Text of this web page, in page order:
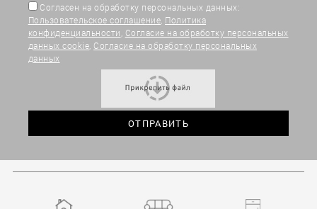
Согласен на обработку персональных данных:
Пользовательское соглашение Политика
конфиденциальности Согласие на обработку персональных
данных cookie Согласие на обработку персональных
данных